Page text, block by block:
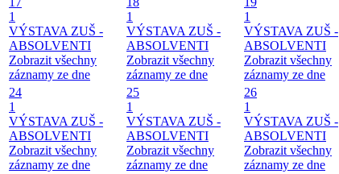
1
VÝSTAVA ZUŠ -
ABSOLVENTI
Zobrazit všechny
záznamy ze dne
1
VÝSTAVA ZUŠ -
ABSOLVENTI
Zobrazit všechny
záznamy ze dne
1
VÝSTAVA ZUŠ -
ABSOLVENTI
Zobrazit všechny
záznamy ze dne
24
1
VÝSTAVA ZUŠ -
ABSOLVENTI
Zobrazit všechny
záznamy ze dne
25
1
VÝSTAVA ZUŠ -
ABSOLVENTI
Zobrazit všechny
záznamy ze dne
26
1
VÝSTAVA ZUŠ -
ABSOLVENTI
Zobrazit všechny
záznamy ze dne